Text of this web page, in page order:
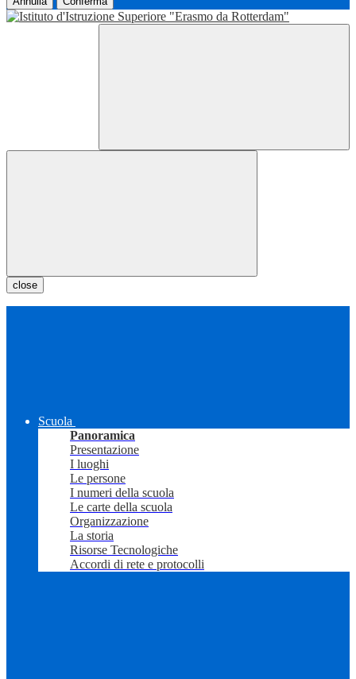
close
Scuola
Panoramica
Presentazione
I luoghi
Le persone
I numeri della scuola
Le carte della scuola
Organizzazione
La storia
Risorse Tecnologiche
Accordi di rete e protocolli